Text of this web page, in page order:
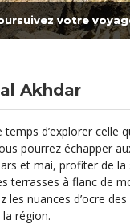
votre
Akhdar
d’explorer celle
pourrez échapper
et mai, profiter de
terrasses à flanc de
les nuances d’ocre
région.